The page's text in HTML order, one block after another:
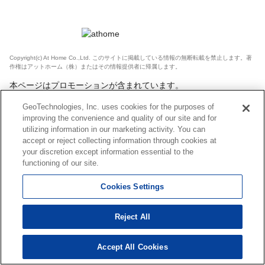
Copyright(c) At Home Co.,Ltd. このサイトに掲載している情報の無断転載を禁止します。著
作権はアットホーム（株）またはその情報提供者に帰属します。
本ページはプロモーションが含まれています。
GeoTechnologies, Inc. uses cookies for the purposes of
improving the convenience and quality of our site and for
utilizing information in our marketing activity. You can
accept or reject collecting information through cookies at
your discretion except information essential to the
functioning of our site.
Cookies Settings
Reject All
Accept All Cookies